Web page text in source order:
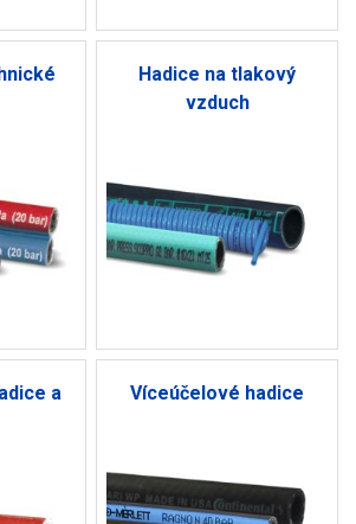
Hadice na tlakový
vzduch
a
Víceúčelové hadice